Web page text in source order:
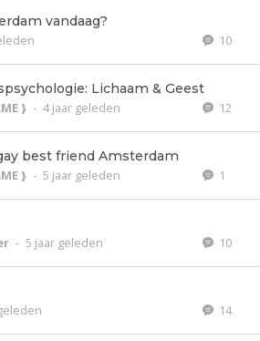
vandaag?
10
Lichaam & Geest
} - 4 jaar geleden 12
best friend Amsterdam
} - 5 jaar geleden 1
- 5 jaar geleden 10
14